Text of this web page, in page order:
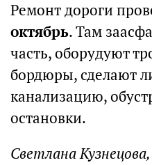
Ремонт дороги
октябрь. Там
часть, оборудуют
бордюры, сделают
канализацию,
остановки.
Светлана